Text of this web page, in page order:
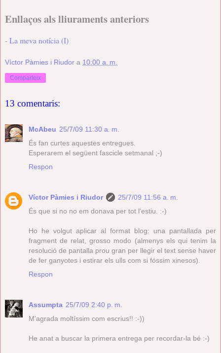
Enllaços als lliuraments anteriors
-La meva notícia (I)
Víctor Pàmies i Riudor a 10:00 a. m.
Comparteix
13 comentaris:
McAbeu 25/7/09 11:30 a. m.
És fan curtes aquestes entregues.
Esperarem el següent fascicle setmanal ;-)
Respon
Víctor Pàmies i Riudor
25/7/09 11:56 a. m.
És que si no no em donava per tot l'estiu. :-)
Ho he volgut aplicar al format blog: una pantallada per
fragment de relat, grosso modo (almenys els qui tenim la
resolució de pantalla prou gran per llegir el text sense haver
de fer ganyotes i estirar els ulls com si fóssim xinesos).
Respon
Assumpta 25/7/09 2:40 p. m.
M'agrada moltíssim com escrius!! :-))
He anat a buscar la primera entrega per recordar-la bé :-)